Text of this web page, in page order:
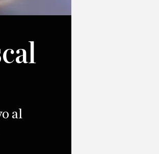
al